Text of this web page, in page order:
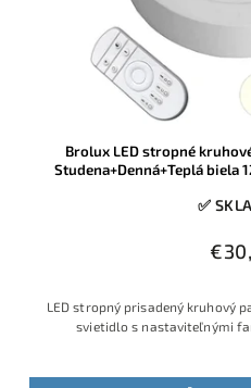
Brolux LED stropné
Studena+Denná+Teplá biela
✅
LED stropný prisadený kruhový
svietidlo s nastaviteľnými